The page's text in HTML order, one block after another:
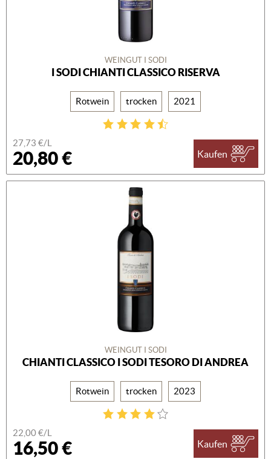
WEINGUT I SODI
I SODI CHIANTI CLASSICO RISERVA
Rotwein trocken 2021
27,73 €/L
20,80 € Kaufen
WEINGUT I SODI
CHIANTI CLASSICO I SODI TESORO DI ANDREA
Rotwein trocken 2023
22,00 €/L
16,50 € Kaufen